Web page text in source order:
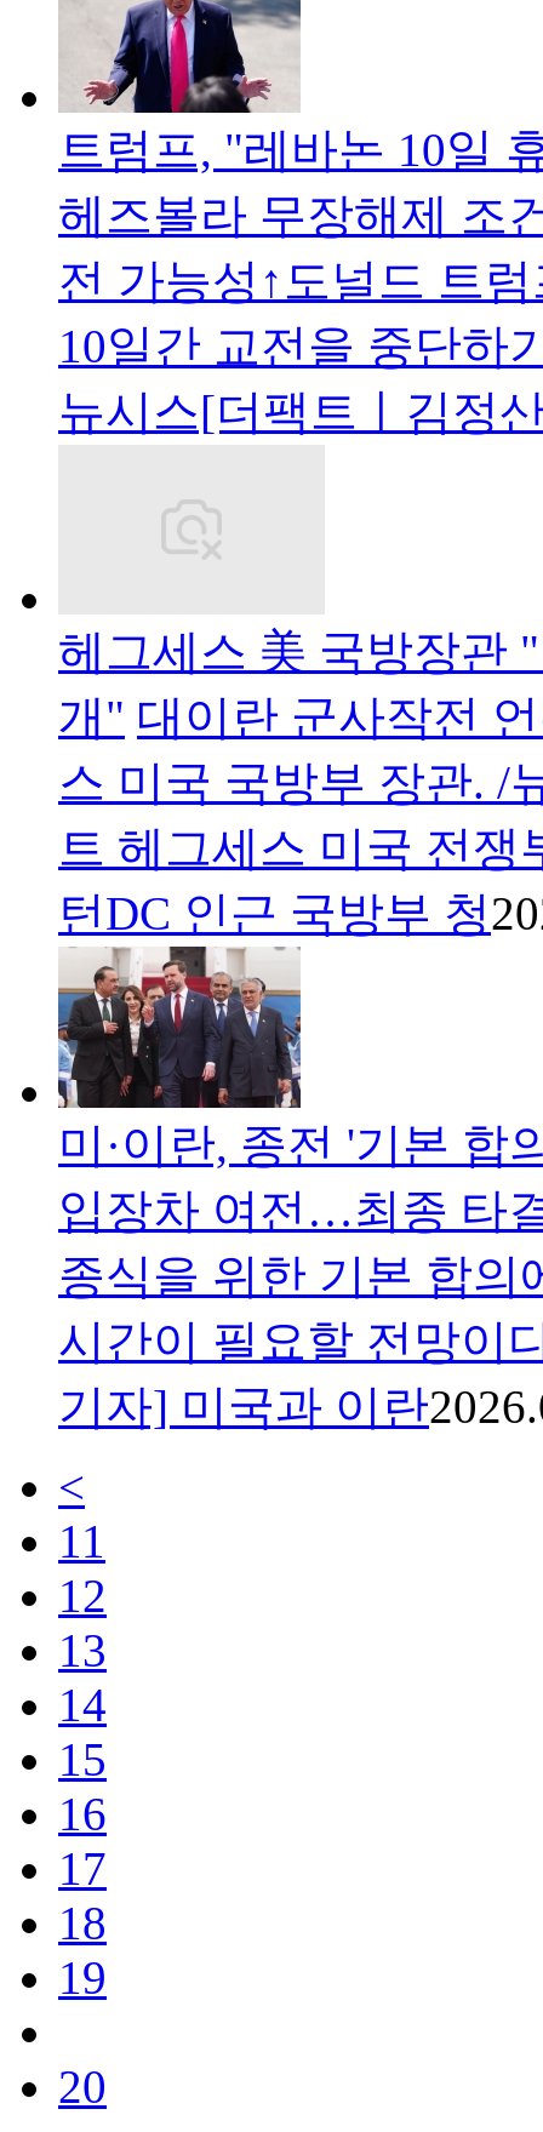
트럼프, "레바논 10일
헤즈볼라 무장해제 조
전 가능성↑도널드 트
10일간 교전을 중단하
뉴시스[더팩트ㅣ김정
헤그세스 美 국방장관
개" 대이란 군사작전
스 미국 국방부 장관. /
트 헤그세스 미국 전쟁
턴DC 인근 국방부 청
미·이란, 종전 '기본
입장차 여전…최종 타
종식을 위한 기본 합의
시간이 필요할 전망이
기자] 미국과 이란
<
11
12
13
14
15
16
17
18
19
20